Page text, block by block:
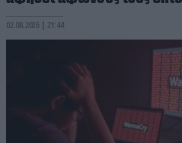
02.08.2026 | 21:44